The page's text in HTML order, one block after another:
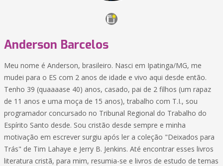
Anderson Barcelos
Meu nome é Anderson, brasileiro. Nasci em Ipatinga/MG, me
mudei para o ES com 2 anos de idade e vivo aqui desde então.
Tenho 39 (quaaaase 40) anos, casado, pai de 2 filhos (um rapaz
de 11 anos e uma moça de 15 anos), trabalho com T.I., sou
programador concursado no Tribunal Regional do Trabalho do
Espírito Santo desde. Sou cristão desde sempre e minha
motivação em escrever surgiu após ler a coleção "Deixados para
Trás" de Tim Lahaye e Jerry B. Jenkins. Até encontrar esses livros
literatura cristã, para mim, resumia-se e livros de estudo de temas